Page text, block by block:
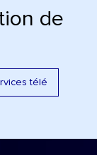
de
télé